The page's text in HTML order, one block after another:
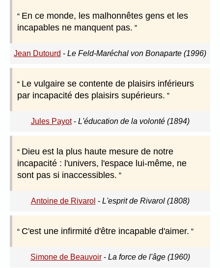
En ce monde, les malhonnêtes gens et les
incapables ne manquent pas.
Jean Dutourd - Le Feld-Maréchal von Bonaparte (1996)
Le vulgaire se contente de plaisirs inférieurs
par incapacité des plaisirs supérieurs.
Jules Payot- L'éducation de la volonté (1894)
Dieu est la plus haute mesure de notre
incapacité : l'univers, l'espace lui-même, ne
sont pas si inaccessibles.
Antoine de Rivarol - L'esprit de Rivarol (1808)
C'est une infirmité d'être incapable d'aimer.
Simone de Beauvoir- La force de l'âge (1960)